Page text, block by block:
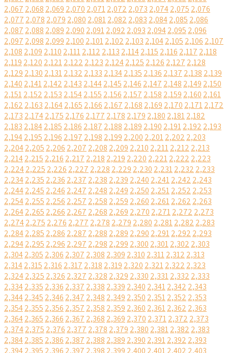
2,067 2,068 2,069 2,070 2,0712,072 2,073 2,0742,075 2,076
2,077 2,078 2,079 2,080 2,0812,082 2,083 2,0842,085 2,086
2,087 2,088 2,089 2,090 2,0912,092 2,093 2,0942,095 2,096
2,097 2,098 2,099 2,100 2,1012,102 2,103 2,1042,105 2,106 2,107
2,108 2,109 2,110 2,1112,112 2,113 2,1142,115 2,116 2,117 2,118
2,119 2,120 2,1212,122 2,123 2,1242,125 2,126 2,127 2,128
2,129 2,130 2,1312,132 2,133 2,1342,135 2,136 2,137 2,138 2,139
2,140 2,1412,142 2,143 2,1442,145 2,146 2,147 2,148 2,149 2,150
2,1512,152 2,153 2,1542,155 2,156 2,157 2,158 2,159 2,160 2,161
2,162 2,163 2,1642,165 2,166 2,167 2,168 2,169 2,170 2,1712,172
2,173 2,1742,175 2,176 2,177 2,178 2,179 2,180 2,1812,182
2,183 2,1842,185 2,186 2,187 2,188 2,189 2,190 2,1912,192 2,193
2,1942,195 2,196 2,197 2,198 2,199 2,200 2,2012,202 2,203
2,2042,205 2,206 2,207 2,208 2,209 2,210 2,2112,212 2,213
2,2142,215 2,216 2,217 2,218 2,219 2,220 2,2212,222 2,223
2,2242,225 2,226 2,227 2,228 2,229 2,230 2,2312,232 2,233
2,2342,235 2,236 2,237 2,238 2,239 2,240 2,2412,242 2,243
2,2442,245 2,246 2,247 2,248 2,249 2,250 2,2512,252 2,253
2,2542,255 2,256 2,257 2,258 2,259 2,260 2,2612,262 2,263
2,2642,265 2,266 2,267 2,268 2,269 2,270 2,2712,272 2,273
2,2742,275 2,276 2,277 2,278 2,279 2,280 2,2812,282 2,283
2,2842,285 2,286 2,287 2,288 2,289 2,290 2,2912,292 2,293
2,2942,295 2,296 2,297 2,298 2,299 2,300 2,3012,302 2,303
2,3042,305 2,306 2,307 2,308 2,309 2,310 2,3112,312 2,313
2,3142,315 2,316 2,317 2,318 2,319 2,320 2,3212,322 2,323
2,3242,325 2,326 2,327 2,328 2,329 2,330 2,3312,332 2,333
2,3342,335 2,336 2,337 2,338 2,339 2,340 2,3412,342 2,343
2,3442,345 2,346 2,347 2,348 2,349 2,350 2,3512,352 2,353
2,3542,355 2,356 2,357 2,358 2,359 2,360 2,3612,362 2,363
2,3642,365 2,366 2,367 2,368 2,369 2,370 2,3712,372 2,373
2,3742,375 2,376 2,377 2,378 2,379 2,380 2,3812,382 2,383
2,3842,385 2,386 2,387 2,388 2,389 2,390 2,3912,392 2,393